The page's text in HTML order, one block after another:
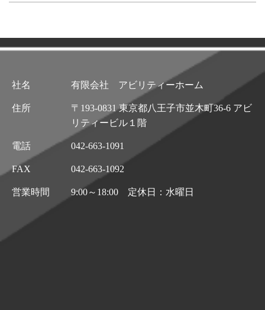
社名 有限会社 アビリティーホーム
住所
〒193-0831 東京都八王子市並木町36-6 アビ
リティービル１階
電話 042-663-1091
FAX 042-663-1092
営業時間 9:00～18:00 定休日：水曜日